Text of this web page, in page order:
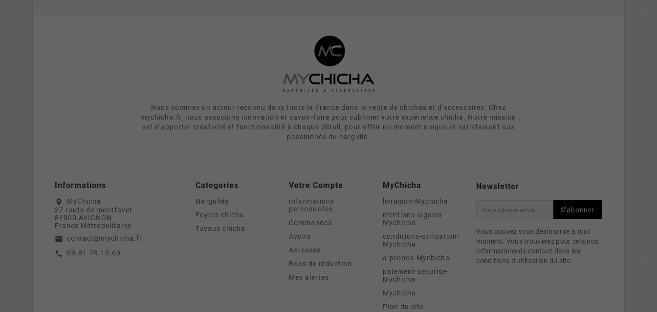
Nous sommes un acteur reconnu dans toute la France dans la vente de chichas et d'accessoires. Chez
mychicha.fr, nous associons innovation et savoir-faire pour sublimer votre expérience chicha. Notre mission
est d'apporter créativité et fonctionnalité à chaque détail, pour offrir un moment unique et satisfaisant aux
passionnés du narguilé.
Informations
location_on
MyChicha
27 route de montfavet
84000 AVIGNON
France Métropolitaine
email contact@mychicha.fr
call 09.81.79.13.60
Categories
Narguilés
Foyers chicha
Tuyaux chicha
Votre Compte
Informations
personnelles
Commandes
Avoirs
Adresses
Bons de réduction
Mes alertes
MyChicha
livraison-Mychicha
mentions-legales-
Mychicha
conditions-utilisation-
Mychicha
a-propos-Mychicha
paiement-securise-
Mychicha
Mychicha
Plan du site
Newsletter
S’abonner
Vous pouvez vous désinscrire à tout
moment. Vous trouverez pour cela nos
informations de contact dans les
conditions d'utilisation du site.